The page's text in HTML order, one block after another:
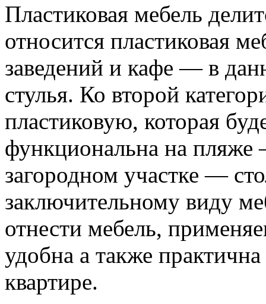
Пластиковая мебель
относится пластиковая
заведений и кафе — в
стулья. Ко второй
пластиковую, которая
функциональна на
загородном участке —
заключительному виду
отнести мебель,
удобна а также
квартире.